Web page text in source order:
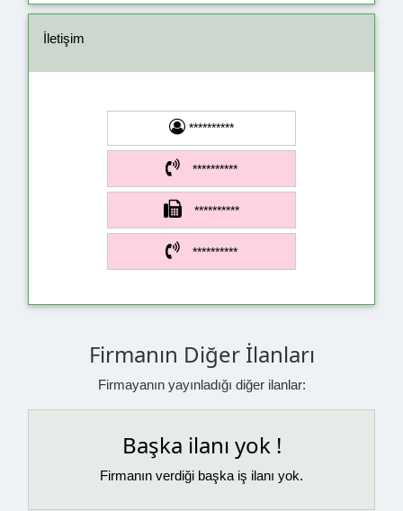
İletişim
**********
**********
**********
**********
Firmanın Diğer İlanları
Firmayanın yayınladığı diğer ilanlar:
Başka ilanı yok !
Firmanın verdiği başka iş ilanı yok.